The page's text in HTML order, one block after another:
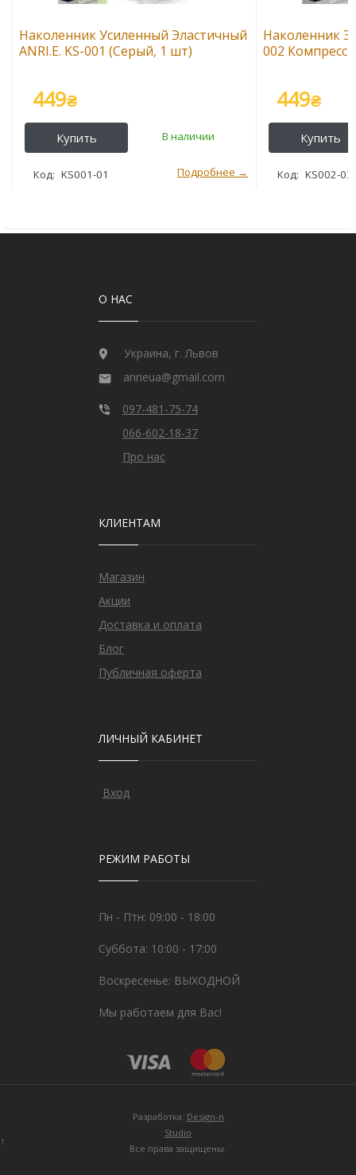
Наколенник Усиленный Эластичный
ANRI.E. KS-001 (Серый, 1 шт)
KS001-01
449₴
Наколенник
002
KS002-03
449₴
О НАС
Украина, г. Львов
anrieua@gmail.com
097-481-75-74
066-602-18-37
Про нас
КЛИЕНТАМ
Магазин
Акции
Доставка и оплата
Блог
Публичная оферта
ЛИЧНЫЙ КАБИНЕТ
Вход
РЕЖИМ РАБОТЫ
Пн - Птн: 09:00 - 18:00
Суббота: 10:00 - 17:00
Воскресенье: ВЫХОДНОЙ
Мы работаем для Вас!
Разработка: Design-n
Studio
Все права защищены.
↑